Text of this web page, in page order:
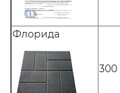
Флорида
300